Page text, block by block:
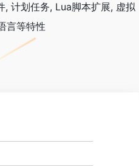
, 计划任务, Lua脚本扩展, 虚拟
言等特性